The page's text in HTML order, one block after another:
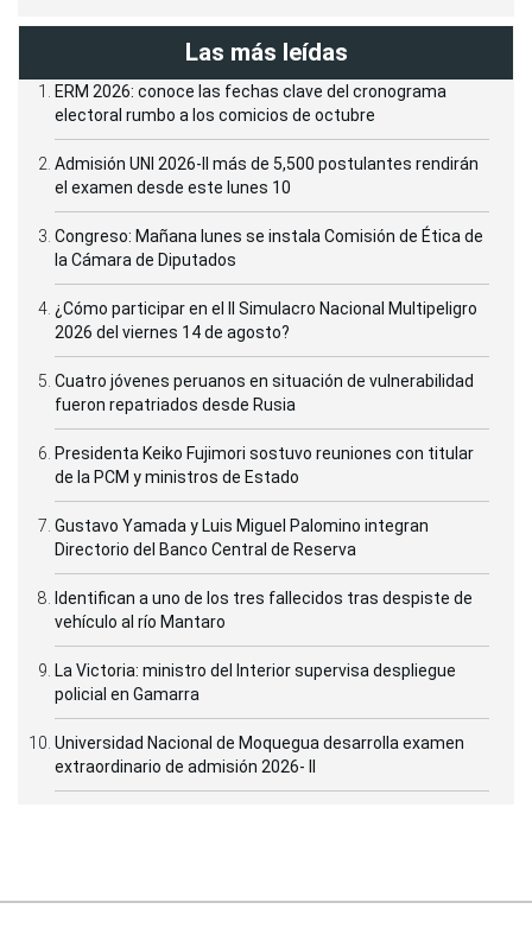
Las más leídas
ERM 2026: conoce las fechas clave del cronograma
electoral rumbo a los comicios de octubre
Admisión UNI 2026-II más de 5,500 postulantes rendirán
el examen desde este lunes 10
Congreso: Mañana lunes se instala Comisión de Ética de
la Cámara de Diputados
¿Cómo participar en el II Simulacro Nacional Multipeligro
2026 del viernes 14 de agosto?
Cuatro jóvenes peruanos en situación de vulnerabilidad
fueron repatriados desde Rusia
Presidenta Keiko Fujimori sostuvo reuniones con titular
de la PCM y ministros de Estado
Gustavo Yamada y Luis Miguel Palomino integran
Directorio del Banco Central de Reserva
Identifican a uno de los tres fallecidos tras despiste de
vehículo al río Mantaro
La Victoria: ministro del Interior supervisa despliegue
policial en Gamarra
Universidad Nacional de Moquegua desarrolla examen
extraordinario de admisión 2026- II